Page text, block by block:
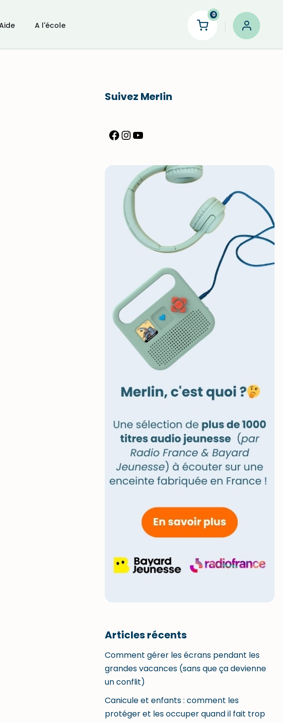
A l'école
0
Suivez Merlin
Articles récents
Comment gérer les écrans pendant les
grandes vacances (sans que ça devienne
un conflit)
Canicule et enfants : comment les
protéger et les occuper quand il fait trop